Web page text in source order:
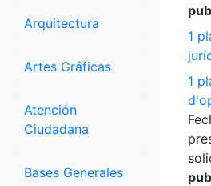
Arquitectura
Artes Gráficas
Atención
Ciudadana
Bases Generales
1
1